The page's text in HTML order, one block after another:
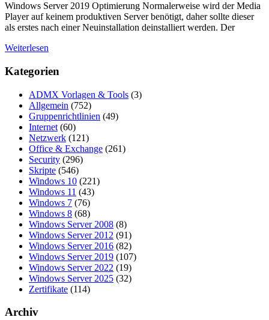
Windows Server 2019 Optimierung Normalerweise wird der Media
Player auf keinem produktiven Server benötigt, daher sollte dieser
als erstes nach einer Neuinstallation deinstalliert werden. Der
Weiterlesen
Kategorien
ADMX Vorlagen & Tools (3)
Allgemein (752)
Gruppenrichtlinien (49)
Internet (60)
Netzwerk (121)
Office & Exchange (261)
Security (296)
Skripte (546)
Windows 10 (221)
Windows 11 (43)
Windows 7 (76)
Windows 8 (68)
Windows Server 2008 (8)
Windows Server 2012 (91)
Windows Server 2016 (82)
Windows Server 2019 (107)
Windows Server 2022 (19)
Windows Server 2025 (32)
Zertifikate (114)
Archiv